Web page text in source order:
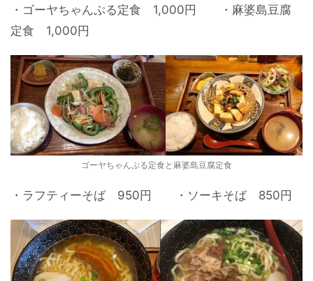
・ゴーヤちゃんぷる定食 1,000円 ・麻婆島豆腐
定食 1,000円
ゴーヤちゃんぷる定食と麻婆島豆腐定食
・ラフティーそば 950円 ・ソーキそば 850円